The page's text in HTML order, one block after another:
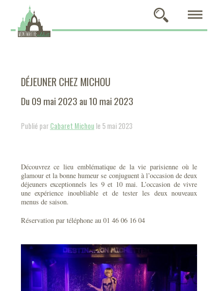
DÉJEUNER CHEZ MICHOU
Du 09 mai 2023 au 10 mai 2023
Publié parCabaret Michou le 5 mai 2023
Découvrez ce lieu emblématique de la vie parisienne où le
glamour et la bonne humeur se conjuguent à l’occasion de deux
déjeuners exceptionnels les 9 et 10 mai. L’occasion de vivre
une expérience inoubliable et de tester les deux nouveaux
menus de saison.
Réservation par téléphone au 01 46 06 16 04